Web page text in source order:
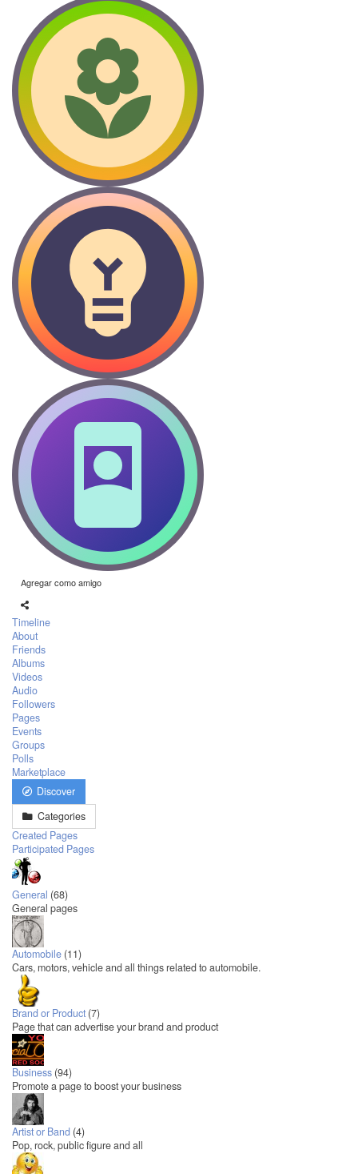
Agregar como amigo
Timeline
About
Friends
Albums
Videos
Audio
Followers
Pages
Events
Groups
Polls
Marketplace
Discover
Categories
Created Pages
Participated Pages
General (68)
General pages
Automobile (11)
Cars, motors, vehicle and all things related to automobile.
Brand or Product (7)
Page that can advertise your brand and product
Business (94)
Promote a page to boost your business
Artist or Band (4)
Pop, rock, public figure and all